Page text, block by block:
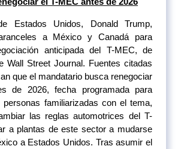
Estados Unidos, Donald Trump,
a México y Canadá para
anticipada del T-MEC, de
Wall Street Journal. Fuentes citadas
que el mandatario busca renegociar
de 2026, fecha programada para
personas familiarizadas con el tema,
las reglas automotrices del T-
a plantas de este sector a mudarse
a Estados Unidos. Tras asumir el